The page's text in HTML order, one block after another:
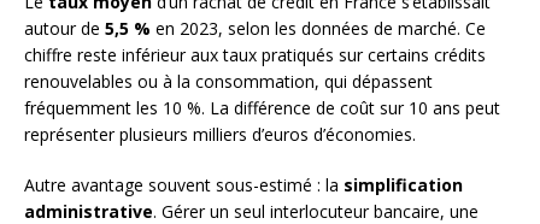
autour de 5,5 % en 2023, selon les données de marché. Ce
chiffre reste inférieur aux taux pratiqués sur certains crédits
renouvelables ou à la consommation, qui dépassent
fréquemment les 10 %. La différence de coût sur 10 ans peut
représenter plusieurs milliers d’euros d’économies.
Autre avantage souvent sous-estimé : la simplification
administrative. Gérer un seul interlocuteur bancaire, une